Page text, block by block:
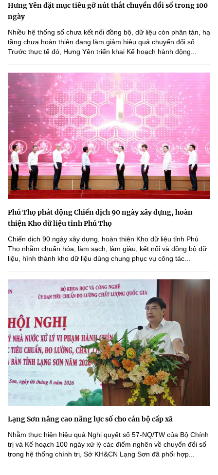
Hưng Yên đặt mục tiêu gỡ nút thắt chuyển đổi số trong 100
ngày
Nhiều hệ thống số chưa kết nối đồng bộ, dữ liệu còn phân tán, hạ
tầng chưa hoàn thiện đang làm giảm hiệu quả chuyển đổi số.
Trước thực tế đó, Hưng Yên triển khai Kế hoạch hành động...
Phú Thọ phát động Chiến dịch 90 ngày xây dựng, hoàn
thiện Kho dữ liệu tỉnh Phú Thọ
Chiến dịch 90 ngày xây dựng, hoàn thiện Kho dữ liệu tỉnh Phú
Thọ nhằm chuẩn hóa, làm sạch, làm giàu, kết nối và đồng bộ dữ
liệu, hình thành kho dữ liệu dùng chung phục vụ công tác...
Lạng Sơn nâng cao năng lực số cho cán bộ cấp xã
Nhằm thực hiện hiệu quả Nghị quyết số 57-NQ/TW của Bộ Chính
trị và Kế hoạch 100 ngày xử lý các điểm nghẽn về chuyển đổi số
trong hệ thống chính trị, Sở KH&CN Lạng Sơn đã phối hợp...